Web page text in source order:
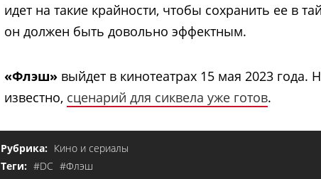
идет на такие крайности, чтобы сохранить ее в
он должен быть довольно эффектным.
«Флэш» выйдет в кинотеатрах 15 мая 2023 года.
известно, сценарий для сиквела уже готов.
Рубрика: Кино и сериалы
Теги: #DC #Флэш